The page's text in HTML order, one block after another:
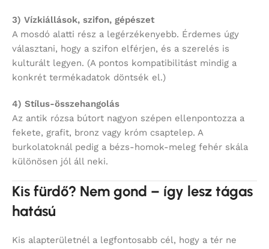
3) Vízkiállások, szifon, gépészet
A mosdó alatti rész a legérzékenyebb. Érdemes úgy
választani, hogy a szifon elférjen, és a szerelés is
kulturált legyen. (A pontos kompatibilitást mindig a
konkrét termékadatok döntsék el.)
4) Stílus-összehangolás
Az antik rózsa bútort nagyon szépen ellenpontozza a
fekete, grafit, bronz vagy króm csaptelep. A
burkolatoknál pedig a bézs-homok-meleg fehér skála
különösen jól áll neki.
Kis fürdő? Nem gond – így lesz tágas
hatású
Kis alapterületnél a legfontosabb cél, hogy a tér ne